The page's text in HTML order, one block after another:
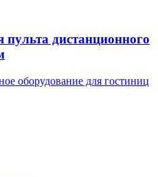
дистанционного
оборудование для гостиниц